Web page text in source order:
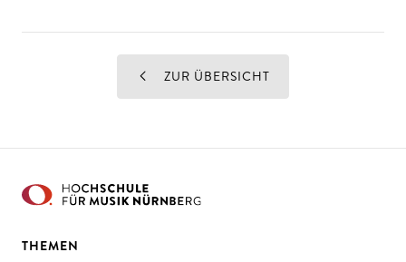
ZUR ÜBERSICHT
THEMEN